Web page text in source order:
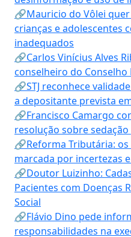
🔗Mauricio do Vôlei
crianças e adolescentes
inadequados
🔗Carlos Vinícius Alves
conselheiro do Conselho
🔗STJ reconhece
a depositante prevista
🔗Francisco Camargo
resolução sobre
🔗Reforma Tributária:
marcada por incertezas
🔗Doutor Luizinho:
Pacientes com Doenças
Social
🔗Flávio Dino pede
responsabilidades na